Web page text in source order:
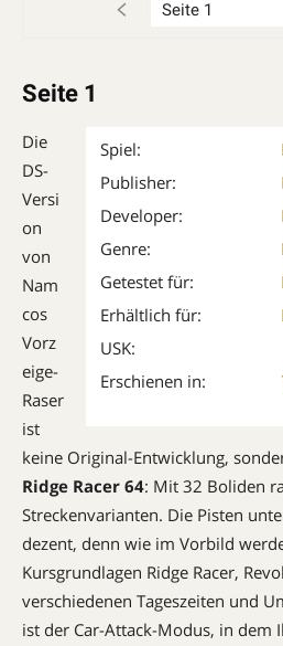
Seite 1
Spiel:
Publisher:
Developer:
Genre:
Getestet für:
Erhältlich für:
USK:
Erschienen in:
Die
DS-
Versi
on
von
Nam
cos
Vorz
eige-
Raser
ist
keine Original-Entwicklung,
Ridge Racer 64: Mit 32 Boliden
Streckenvarianten. Die Pisten
dezent, denn wie im Vorbild
Kursgrundlagen Ridge Racer,
verschiedenen Tageszeiten und
ist der Car-Attack-Modus, in dem